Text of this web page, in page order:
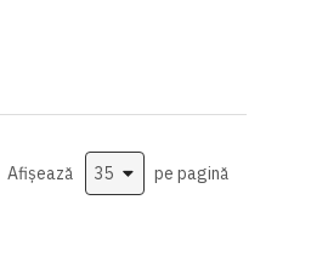
Afișează
pe pagină